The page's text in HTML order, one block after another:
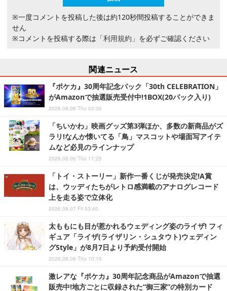
※一度コメントを投稿した後は約120秒間投稿することができま
せん
※コメントを投稿する際は 「利用規約」 を必ずご確認ください
関連ニュース
『ポケカ』30周年記念パック「30th CELEBRATION」
がAmazonで抽選販売受付中!1BOX(20パック入り)
2026.08.06 Thu 03:30
「ちいかわ」映画グッズ第3弾ほか、多数の新商品がズ
ラリ!なんか懐いてる「鳥」マスコットや場面写アイテ
ムなど必見のラインナップ
2026.08.06 Thu 11:25
「トイ・ストーリー」新作一番くじが発売決定!A賞
は、ウッディたちがレトロ感満載のアナログレコード
上を走る姿で立体化
2026.08.07 Fri 03:40
太ももにも目が惹かれるウェディング姿のライザ! フィ
ギュア「ライザ(ライザリン・シュタウト)ウェディン
グStyle」が8月7日より予約受付開始
2026.08.06 Thu 10:15
激レアな『ポケカ』30周年記念商品がAmazonで抽選
販売中!地方ごとに収録された“御三家”の特別カード